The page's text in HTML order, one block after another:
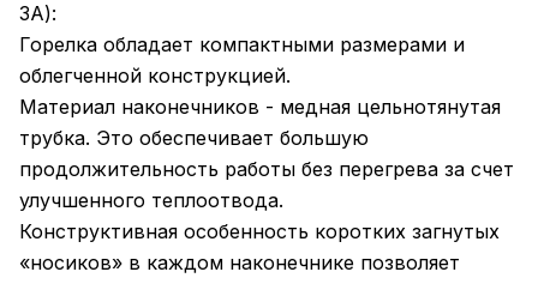
3А):
Горелка обладает компактными размерами и
облегченной конструкцией.
Материал наконечников - медная цельнотянутая
трубка. Это обеспечивает большую
продолжительность работы без перегрева за счет
улучшенного теплоотвода.
Конструктивная особенность коротких загнутых
«носиков» в каждом наконечнике позволяет